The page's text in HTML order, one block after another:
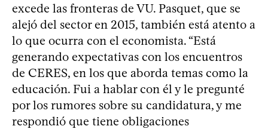
excede las fronteras de VU. Pasquet, que se
alejó del sector en 2015, también está atento a
lo que ocurra con el economista. “Está
generando expectativas con los encuentros
de CERES, en los que aborda temas como la
educación. Fui a hablar con él y le pregunté
por los rumores sobre su candidatura, y me
respondió que tiene obligaciones